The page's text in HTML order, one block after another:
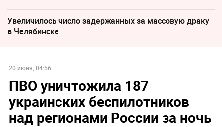
Увеличилось число задержанных за массовую драку
в Челябинске
20 июня, 04:56
ПВО уничтожила 187
украинских беспилотников
над регионами России за ночь